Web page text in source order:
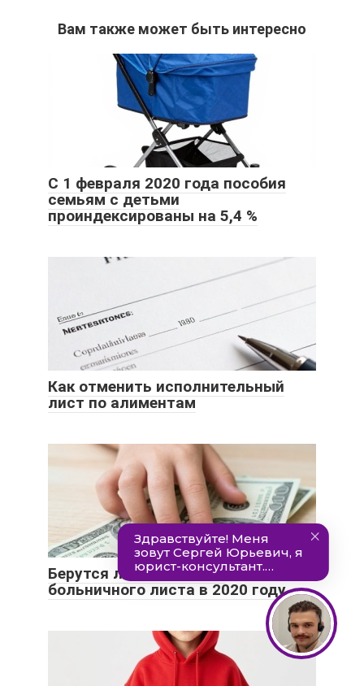
Вам также может быть интересно
С 1 февраля 2020 года пособия
семьям с детьми
проиндексированы на 5,4 %
Как отменить исполнительный
лист по алиментам
Берутся ли алименты с
больничного листа в 2020 году